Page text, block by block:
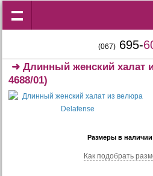
(067) 695-
➜Длинный женский халат
4688/01)
Размеры в наличии
Как подобрать